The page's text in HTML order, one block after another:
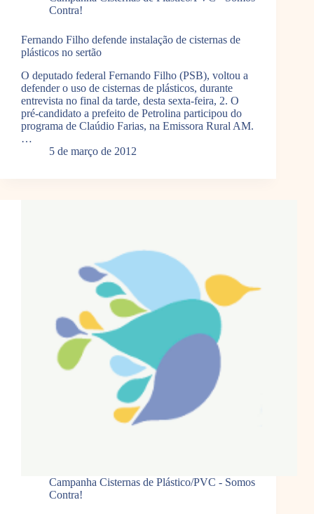
Contra!
Fernando Filho defende instalação de cisternas de
plásticos no sertão
O deputado federal Fernando Filho (PSB), voltou a
defender o uso de cisternas de plásticos, durante
entrevista no final da tarde, desta sexta-feira, 2. O
pré-candidato a prefeito de Petrolina participou do
programa de Claúdio Farias, na Emissora Rural AM.
…
5 de março de 2012
Campanha Cisternas de Plástico/PVC - Somos
Contra!